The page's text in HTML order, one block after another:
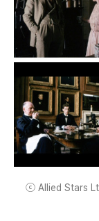
ⓒ Allied Stars